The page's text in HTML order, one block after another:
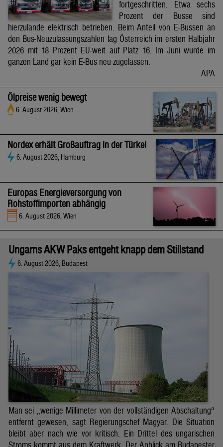
fortgeschritten. Etwa sechs
Prozent der Busse sind
hierzulande elektrisch betrieben. Beim Anteil von E-Bussen an
den Bus-Neuzulassungszahlen lag Österreich im ersten Halbjahr
2026 mit 18 Prozent EU-weit auf Platz 16. Im Juni wurde im
ganzen Land gar kein E-Bus neu zugelassen.
APA
Ölpreise wenig bewegt
6. August 2026, Wien
Nordex erhält Großauftrag in der Türkei
6. August 2026, Hamburg
Europas Energieversorgung von
Rohstoffimporten abhängig
6. August 2026, Wien
Ungarns AKW Paks entgeht knapp dem Stillstand
6. August 2026, Budapest
Man sei „wenige Millimeter von der vollständigen Abschaltung“
entfernt gewesen, sagt Regierungschef Magyar. Die Situation
bleibt aber nach wie vor kritisch. Ein Drittel des ungarischen
Stroms kommt aus dem Kraftwerk. Der Anblick am Budapester